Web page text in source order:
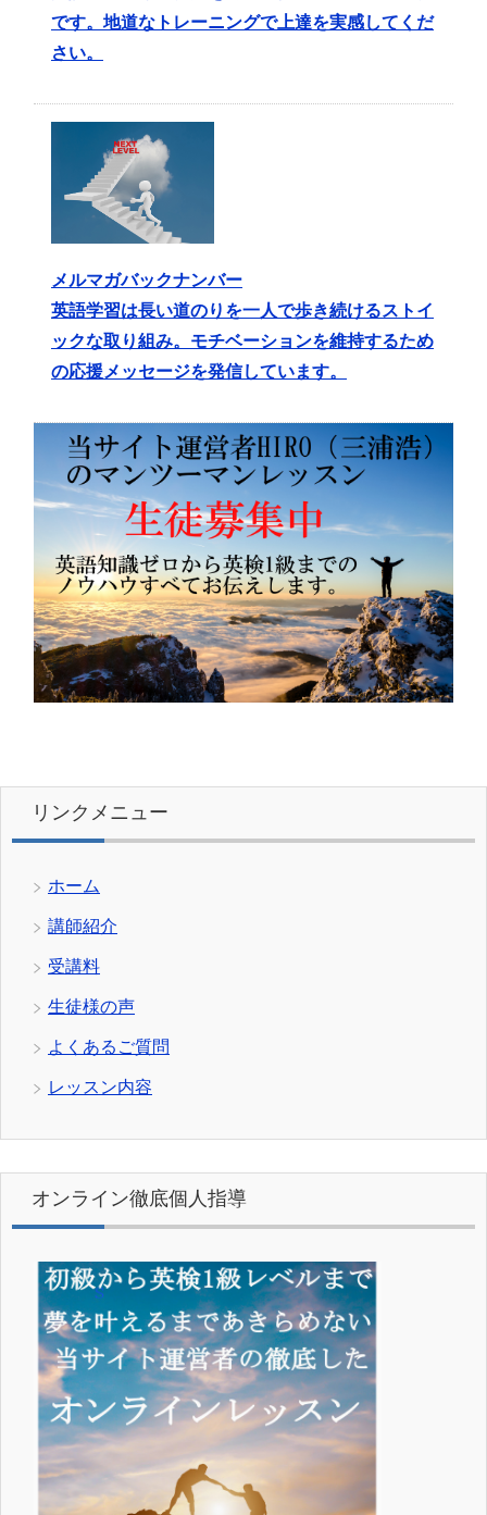
です。地道なトレーニングで上達を実感してくだ
さい。
メルマガバックナンバー
英語学習は長い道のりを一人で歩き続けるストイ
ックな取り組み。モチベーションを維持するため
の応援メッセージを発信しています。
リンクメニュー
ホーム
講師紹介
受講料
生徒様の声
よくあるご質問
レッスン内容
オンライン徹底個人指導